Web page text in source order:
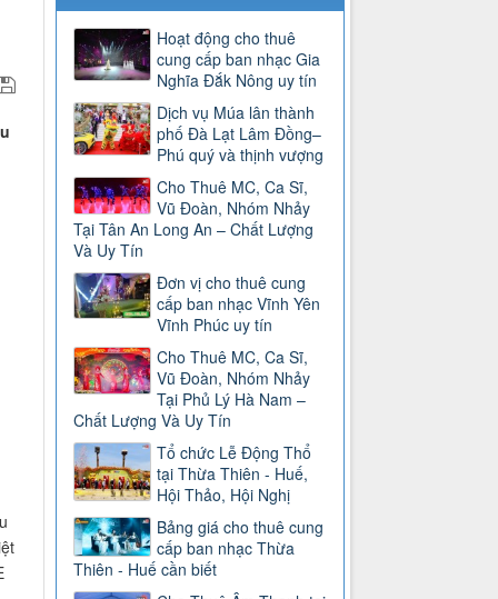
Hoạt động cho thuê
cung cấp ban nhạc Gia
Nghĩa Đắk Nông uy tín
Dịch vụ Múa lân thành
phố Đà Lạt Lâm Đồng–
Phú quý và thịnh vượng
Cho Thuê MC, Ca Sĩ,
Vũ Đoàn, Nhóm Nhảy
Tại Tân An Long An – Chất Lượng
Và Uy Tín
Đơn vị cho thuê cung
cấp ban nhạc Vĩnh Yên
Vĩnh Phúc uy tín
Cho Thuê MC, Ca Sĩ,
Vũ Đoàn, Nhóm Nhảy
Tại Phủ Lý Hà Nam –
Chất Lượng Và Uy Tín
Tổ chức Lễ Động Thổ
tại Thừa Thiên - Huế,
Hội Thảo, Hội Nghị
Bảng giá cho thuê cung
cấp ban nhạc Thừa
Thiên - Huế cần biết